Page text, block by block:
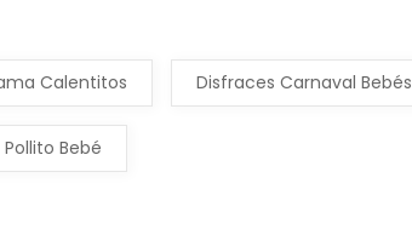
Calentitos Disfraces Carnaval Bebés
Bebé